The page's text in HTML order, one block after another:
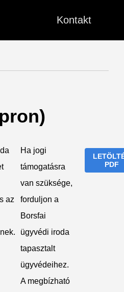
Kontakt
az
Ha jogi
támogatásra
van szüksége,
forduljon a
Borsfai
ügyvédi iroda
tapasztalt
ügyvédeihez.
A megbízható
PDF